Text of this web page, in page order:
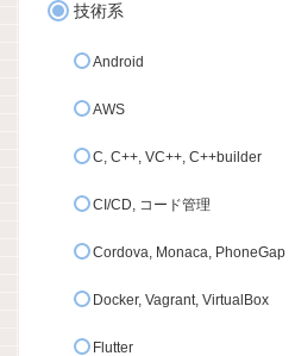
技術系
Android
AWS
C, C++, VC++, C++builder
CI/CD, コード管理
Cordova, Monaca, PhoneGap
Docker, Vagrant, VirtualBox
Flutter